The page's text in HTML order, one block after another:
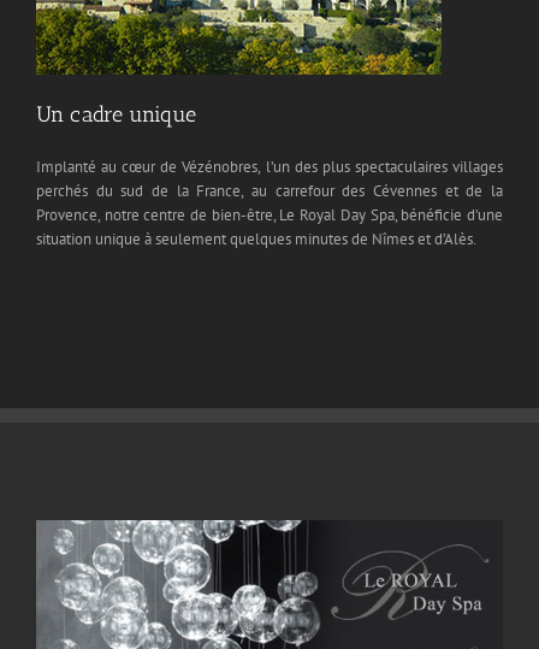
Un cadre unique
Implanté au cœur de Vézénobres, l’un des plus spectaculaires villages
perchés du sud de la France, au carrefour des Cévennes et de la
Provence, notre centre de bien-être, Le Royal Day Spa, bénéficie d’une
situation unique à seulement quelques minutes de Nîmes et d’Alès.